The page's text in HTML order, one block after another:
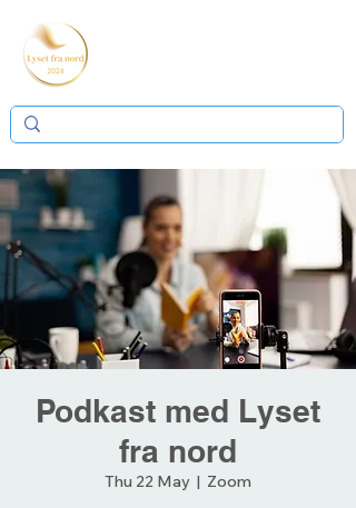
Podkast med Lyset
fra nord
Thu 22 May
  |
Zoom